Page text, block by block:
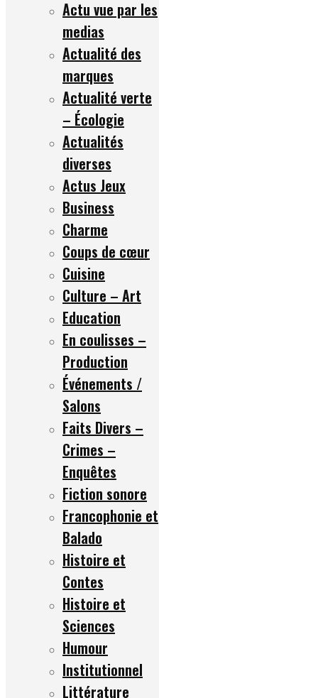
Actu vue par les
medias
Actualité des
marques
Actualité verte
– Écologie
Actualités
diverses
Actus Jeux
Business
Charme
Coups de cœur
Cuisine
Culture – Art
Education
En coulisses –
Production
Événements /
Salons
Faits Divers –
Crimes –
Enquêtes
Fiction sonore
Francophonie et
Balado
Histoire et
Contes
Histoire et
Sciences
Humour
Institutionnel
Littérature